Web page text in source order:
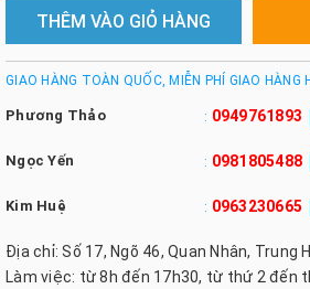
THÊM VÀO GIỎ HÀNG
GIAO HÀNG TOÀN QUỐC, MIỄN PHÍ GIAO HÀNG
Phương Thảo : 0949761893
Ngọc Yến : 0981805488
Kim Huệ : 0963230665
Địa chỉ: Số 17, Ngõ 46, Quan Nhân, Trung
Làm việc: từ 8h đến 17h30, từ thứ 2 đến